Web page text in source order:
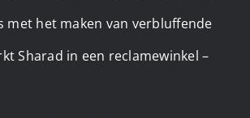
met het maken van verbluffende
Sharad in een reclamewinkel –